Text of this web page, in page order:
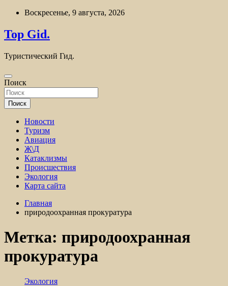
Перейти
содержимому
Воскресенье, 9 августа, 2026
Top Gid.
Туристический Гид.
Поиск
Поиск
Новости
Туризм
Авиация
Ж\Д
Катаклизмы
Происшествия
Экология
Карта сайта
Главная
природоохранная прокуратура
Метка: природоохранная
прокуратура
Экология